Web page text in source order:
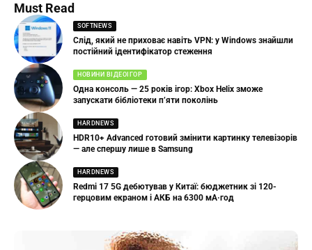
Must Read
SOFTNEWS
Слід, який не приховає навіть VPN: у Windows знайшли
постійний ідентифікатор стеження
НОВИНИ ВІДЕОІГОР
Одна консоль — 25 років ігор: Xbox Helix зможе
запускати бібліотеки п’яти поколінь
HARDNEWS
HDR10+ Advanced готовий змінити картинку телевізорів
— але спершу лише в Samsung
HARDNEWS
Redmi 17 5G дебютував у Китаї: бюджетник зі 120-
герцовим екраном і АКБ на 6300 мА·год